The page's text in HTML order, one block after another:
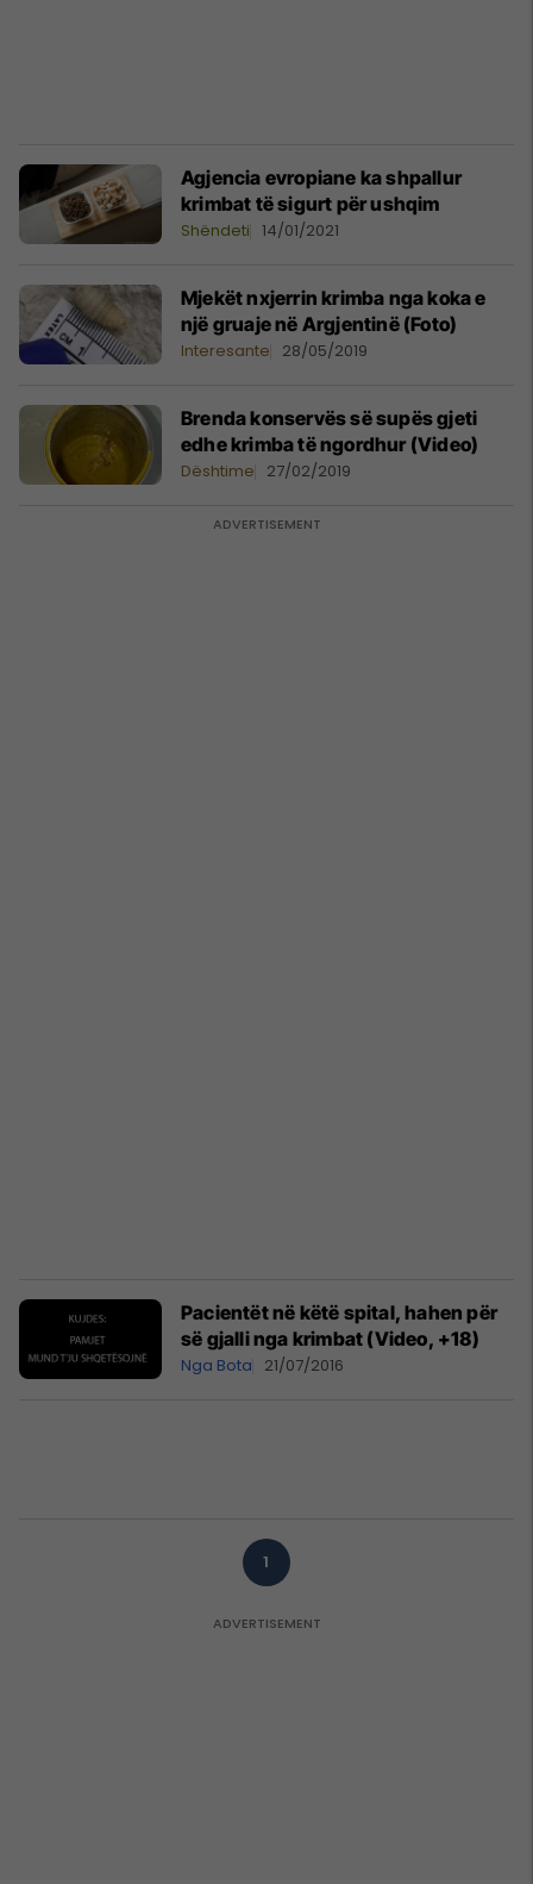
Agjencia evropiane ka shpallur
krimbat të sigurt për ushqim
Shëndeti 14/01/2021
Mjekët nxjerrin krimba nga koka e
një gruaje në Argjentinë (Foto)
Interesante 28/05/2019
Brenda konservës së supës gjeti
edhe krimba të ngordhur (Video)
Dështime 27/02/2019
Pacientët në këtë spital, hahen për
së gjalli nga krimbat (Video, +18)
Nga Bota 21/07/2016
1